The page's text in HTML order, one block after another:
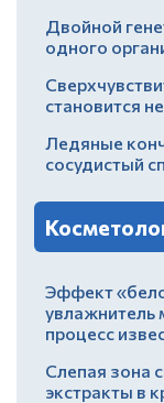
Двойной
одного
становится
Ледяные
сосудистый
Эффект
увлажнитель
процесс
Слепая зона
экстракты в